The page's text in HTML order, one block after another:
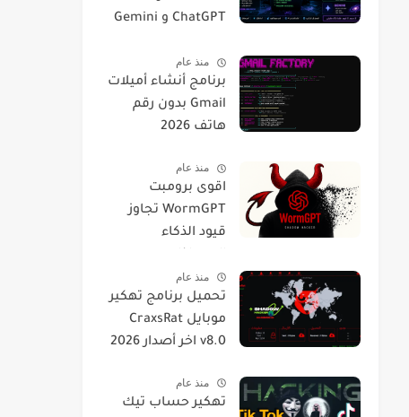
ChatGPT و Gemini
منذ عام
برنامج أنشاء أميلات
Gmail بدون رقم
هاتف 2026
منذ عام
اقوى برومبت
WormGPT تجاوز
قيود الذكاء
Jailbreaks
منذ عام
تحميل برنامج تهكير
موبايل CraxsRat
v8.0 اخر أصدار 2026
منذ عام
تهكير حساب تيك